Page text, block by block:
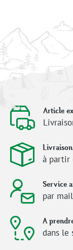
Article
à partir
Service
par
A
dans le